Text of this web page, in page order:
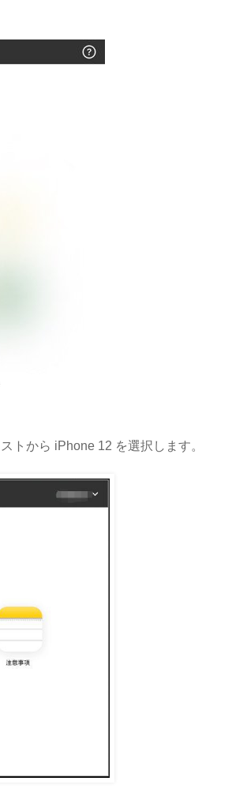
トから iPhone 12 を選択します。